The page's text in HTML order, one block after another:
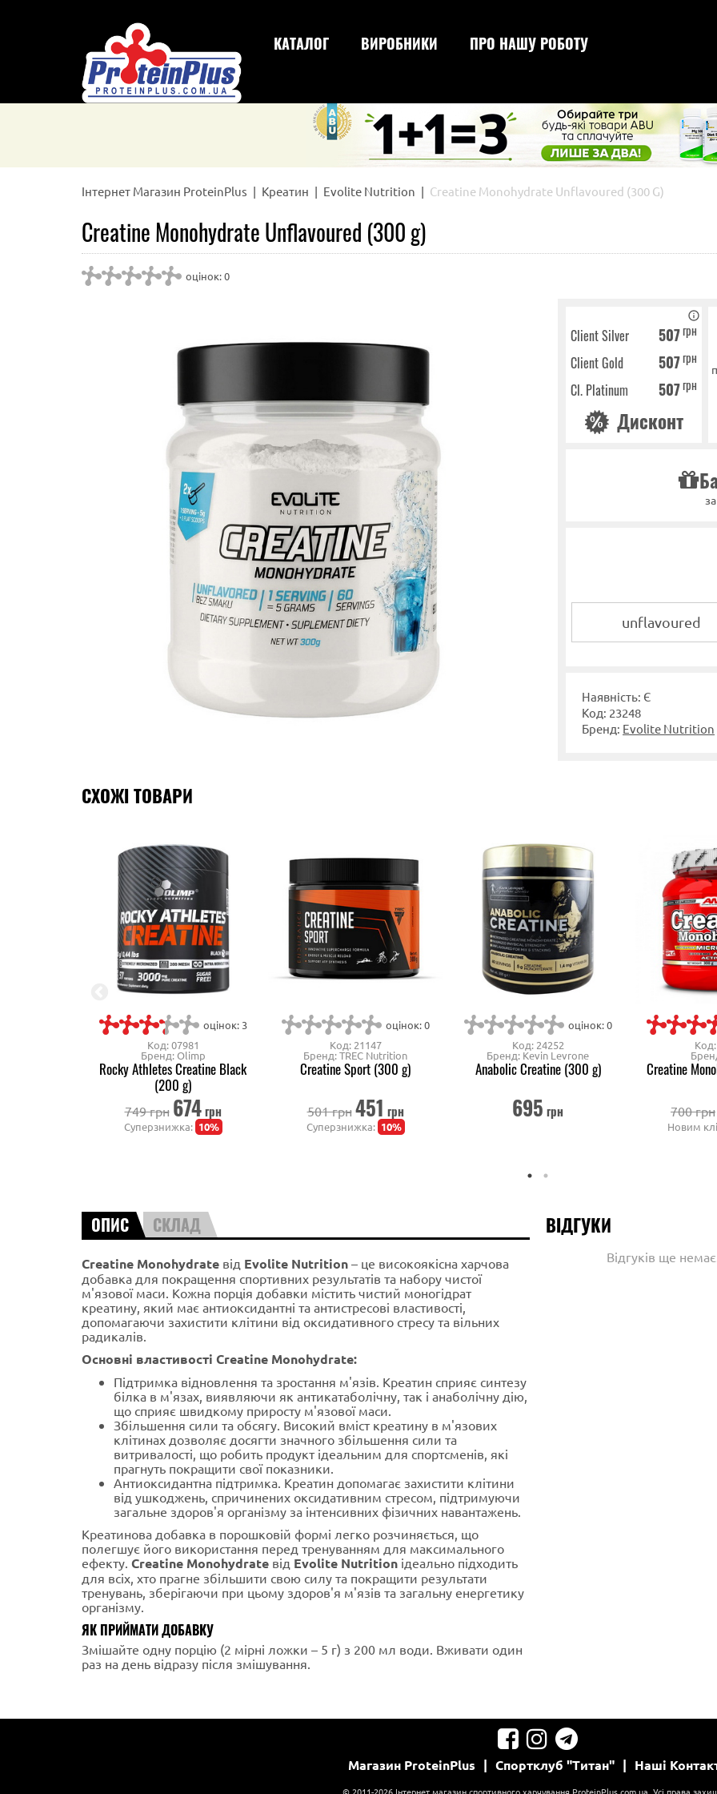
КАТАЛОГ ВИРОБНИКИ ПРО НАШУ РОБОТУ
Інтернет Магазин ProteinPlus Креатин Evolite Nutrition Creatine Monohydrate Unflavoured (300 G)
Creatine Monohydrate Unflavoured (300 g)
оцінок: 0
Дисконт
Client Silver 507грн
Client Gold 507грн
Cl. Platinum 507грн
unflavoured
Наявність: Є
Код: 23248
Бренд: Evolite Nutrition
СХОЖІ ТОВАРИ
оцінок: 3
Код: 07981
Бренд: Olimp
Rocky Athletes Creatine Black
(200 g)
749 грн 674грн
Суперзнижка: 10%
оцінок: 0
Код: 21147
Бренд: TREC Nutrition
Creatine Sport (300 g)
501 грн 451 грн
Суперзнижка: 10%
оцінок: 0
Код: 24252
Бренд: Kevin Levrone
Anabolic Creatine (300 g)
695 грн
Creatine
700 грн
Новим
ОПИС СКЛАД
Creatine Monohydrate від Evolite Nutrition – це високоякісна харчова
добавка для покращення спортивних результатів та набору чистої
м'язової маси. Кожна порція добавки містить чистий моногідрат
креатину, який має антиоксидантні та антистресові властивості,
допомагаючи захистити клітини від оксидативного стресу та вільних
радикалів.
Основні властивості Creatine Monohydrate:
Підтримка відновлення та зростання м'язів. Креатин сприяє синтезу
білка в м'язах, виявляючи як антикатаболічну, так і анаболічну дію,
що сприяє швидкому приросту м'язової маси.
Збільшення сили та обсягу. Високий вміст креатину в м'язових
клітинах дозволяє досягти значного збільшення сили та
витривалості, що робить продукт ідеальним для спортсменів, які
прагнуть покращити свої показники.
Антиоксидантна підтримка. Креатин допомагає захистити клітини
від ушкоджень, спричинених оксидативним стресом, підтримуючи
загальне здоров'я організму за інтенсивних фізичних навантажень.
Креатинова добавка в порошковій формі легко розчиняється, що
полегшує його використання перед тренуванням для максимального
ефекту. Creatine Monohydrate від Evolite Nutrition ідеально підходить
для всіх, хто прагне збільшити свою силу та покращити результати
тренувань, зберігаючи при цьому здоров'я м'язів та загальну енергетику
організму.
ЯК ПРИЙМАТИ ДОБАВКУ
Змішайте одну порцію (2 мірні ложки – 5 г) з 200 мл води. Вживати один
раз на день відразу після змішування.
ВІДГУКИ
Відгуків ще
МагазинProteinPlus | Спортклуб "Титан" | Наші